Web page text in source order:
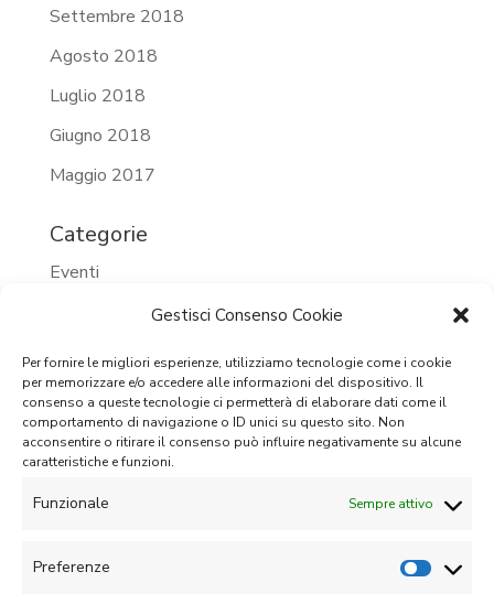
Gestisci Consenso Cookie
Per fornire le migliori esperienze, utilizziamo tecnologie come i cookie
per memorizzare e/o accedere alle informazioni del dispositivo. Il
consenso a queste tecnologie ci permetterà di elaborare dati come il
comportamento di navigazione o ID unici su questo sito. Non
acconsentire o ritirare il consenso può influire negativamente su alcune
caratteristiche e funzioni.
Funzionale Sempre attivo
Preferenze
Settembre 2018
Agosto 2018
Luglio 2018
Giugno 2018
Maggio 2017
Categorie
Eventi
Eventi 2024
Eventi passati
Prossimi eventi
Senza categoria
Accedi